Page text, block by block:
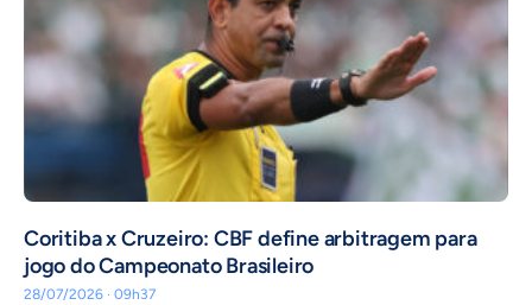
Coritiba x Cruzeiro: CBF define arbitragem para
jogo do Campeonato Brasileiro
28/07/2026 · 09h37